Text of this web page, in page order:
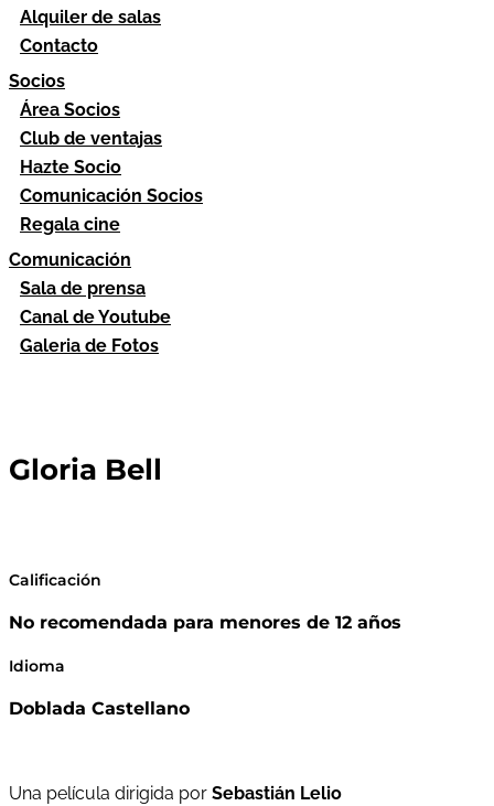
Alquiler de salas
Contacto
Socios
Área Socios
Club de ventajas
Hazte Socio
Comunicación Socios
Regala cine
Comunicación
Sala de prensa
Canal de Youtube
Galeria de Fotos
Gloria Bell
Calificación
No recomendada para menores de 12 años
Idioma
Doblada Castellano
Una película dirigida por Sebastián Lelio